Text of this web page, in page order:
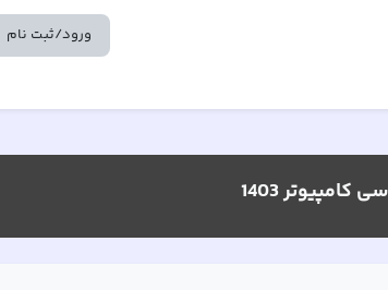
ورود/ثبت نام
1403